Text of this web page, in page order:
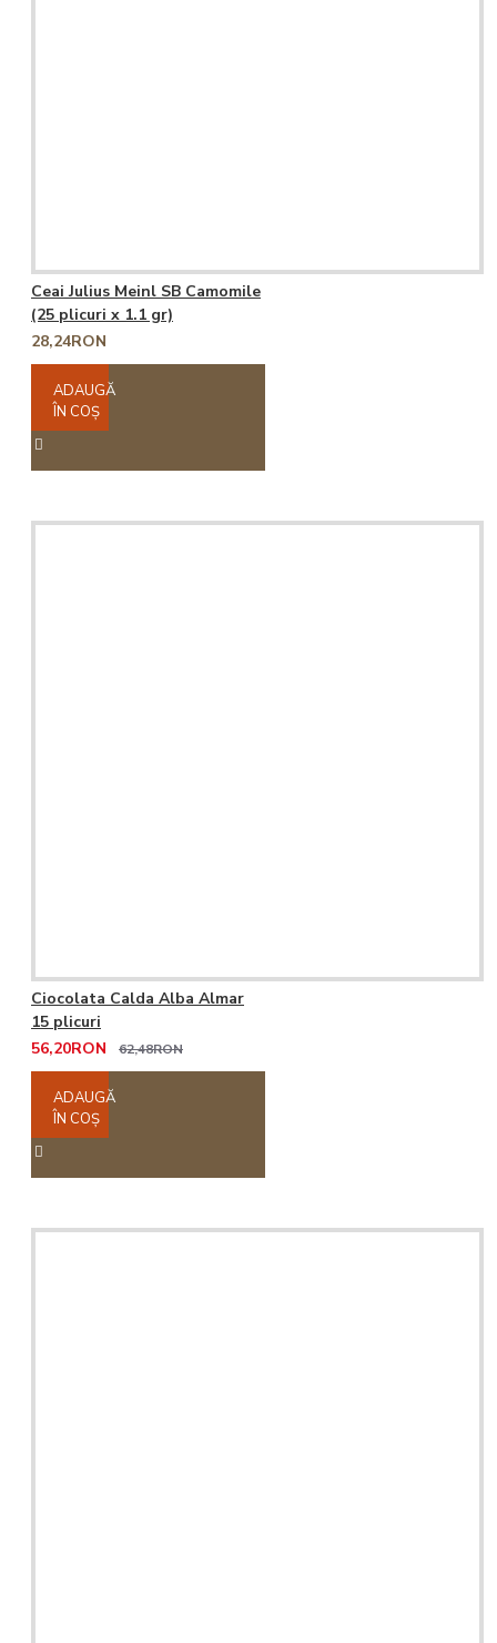
Ceai Julius Meinl SB Camomile
(25 plicuri x 1.1 gr)
28,24RON
ADAUGĂ
ÎN COŞ
Ciocolata Calda Alba Almar
15 plicuri
56,20RON
62,48RON
ADAUGĂ
ÎN COŞ